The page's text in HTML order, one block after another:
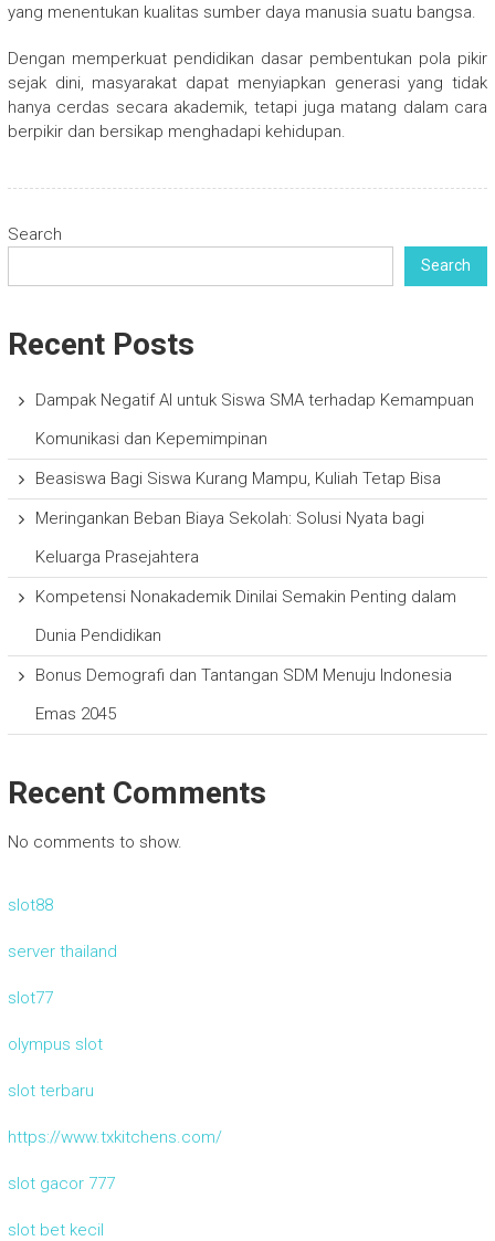
yang menentukan kualitas sumber daya manusia suatu bangsa.
Dengan memperkuat pendidikan dasar pembentukan pola pikir
sejak dini, masyarakat dapat menyiapkan generasi yang tidak
hanya cerdas secara akademik, tetapi juga matang dalam cara
berpikir dan bersikap menghadapi kehidupan.
Search
Search
Recent Posts
Dampak Negatif AI untuk Siswa SMA terhadap Kemampuan
Komunikasi dan Kepemimpinan
Beasiswa Bagi Siswa Kurang Mampu, Kuliah Tetap Bisa
Meringankan Beban Biaya Sekolah: Solusi Nyata bagi
Keluarga Prasejahtera
Kompetensi Nonakademik Dinilai Semakin Penting dalam
Dunia Pendidikan
Bonus Demografi dan Tantangan SDM Menuju Indonesia
Emas 2045
Recent Comments
No comments to show.
slot88
server thailand
slot77
olympus slot
slot terbaru
https://www.txkitchens.com/
slot gacor 777
slot bet kecil